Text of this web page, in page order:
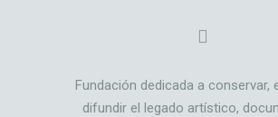
Fundación dedicada a conservar,
difundir el legado artístico,